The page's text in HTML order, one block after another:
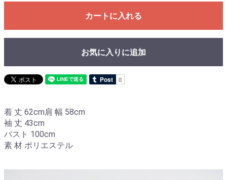
カートに入れる
お気に入りに追加
着 丈 62cm肩 幅 58cm
袖 丈 43cm
バスト 100cm
素 材 ポリエステル